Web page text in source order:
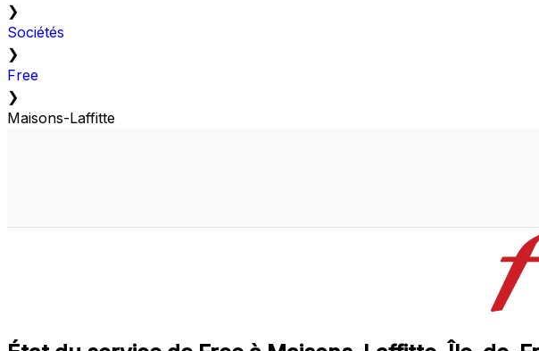
❯
Sociétés
❯
Free
❯
Maisons-Laffitte